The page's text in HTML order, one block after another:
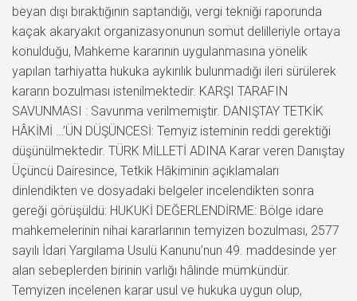
beyan dışı bıraktığının saptandığı, vergi tekniği raporunda
kaçak akaryakıt organizasyonunun somut delilleriyle ortaya
konulduğu, Mahkeme kararının uygulanmasına yönelik
yapılan tarhiyatta hukuka aykırılık bulunmadığı ileri sürülerek
kararın bozulması istenilmektedir. KARŞI TARAFIN
SAVUNMASI : Savunma verilmemiştir. DANIŞTAY TETKİK
HÂKİMİ …’ÜN DÜŞÜNCESİ: Temyiz isteminin reddi gerektiği
düşünülmektedir. TÜRK MİLLETİ ADINA Karar veren Danıştay
Üçüncü Dairesince, Tetkik Hâkiminin açıklamaları
dinlendikten ve dosyadaki belgeler incelendikten sonra
gereği görüşüldü: HUKUKİ DEĞERLENDİRME: Bölge idare
mahkemelerinin nihai kararlarının temyizen bozulması, 2577
sayılı İdari Yargılama Usulü Kanunu’nun 49. maddesinde yer
alan sebeplerden birinin varlığı hâlinde mümkündür.
Temyizen incelenen karar usul ve hukuka uygun olup,